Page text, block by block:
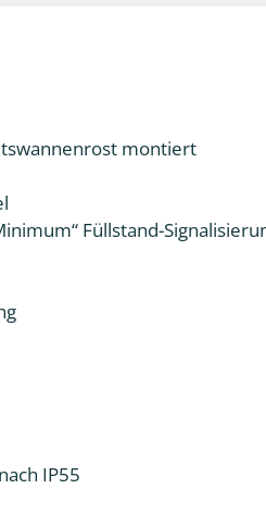
montiert
Füllstand-
IP55